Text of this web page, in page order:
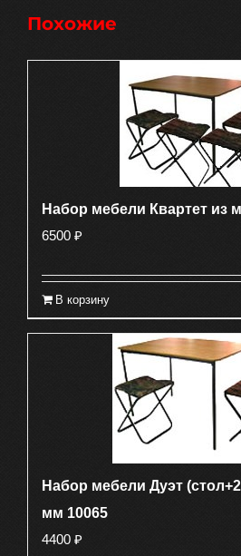
Похожие
Набор мебели Квартет из
6500 ₽
В корзину
Набор мебели Дуэт
мм 10065
4400 ₽